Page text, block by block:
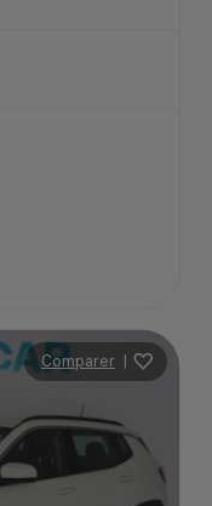
Comparer |